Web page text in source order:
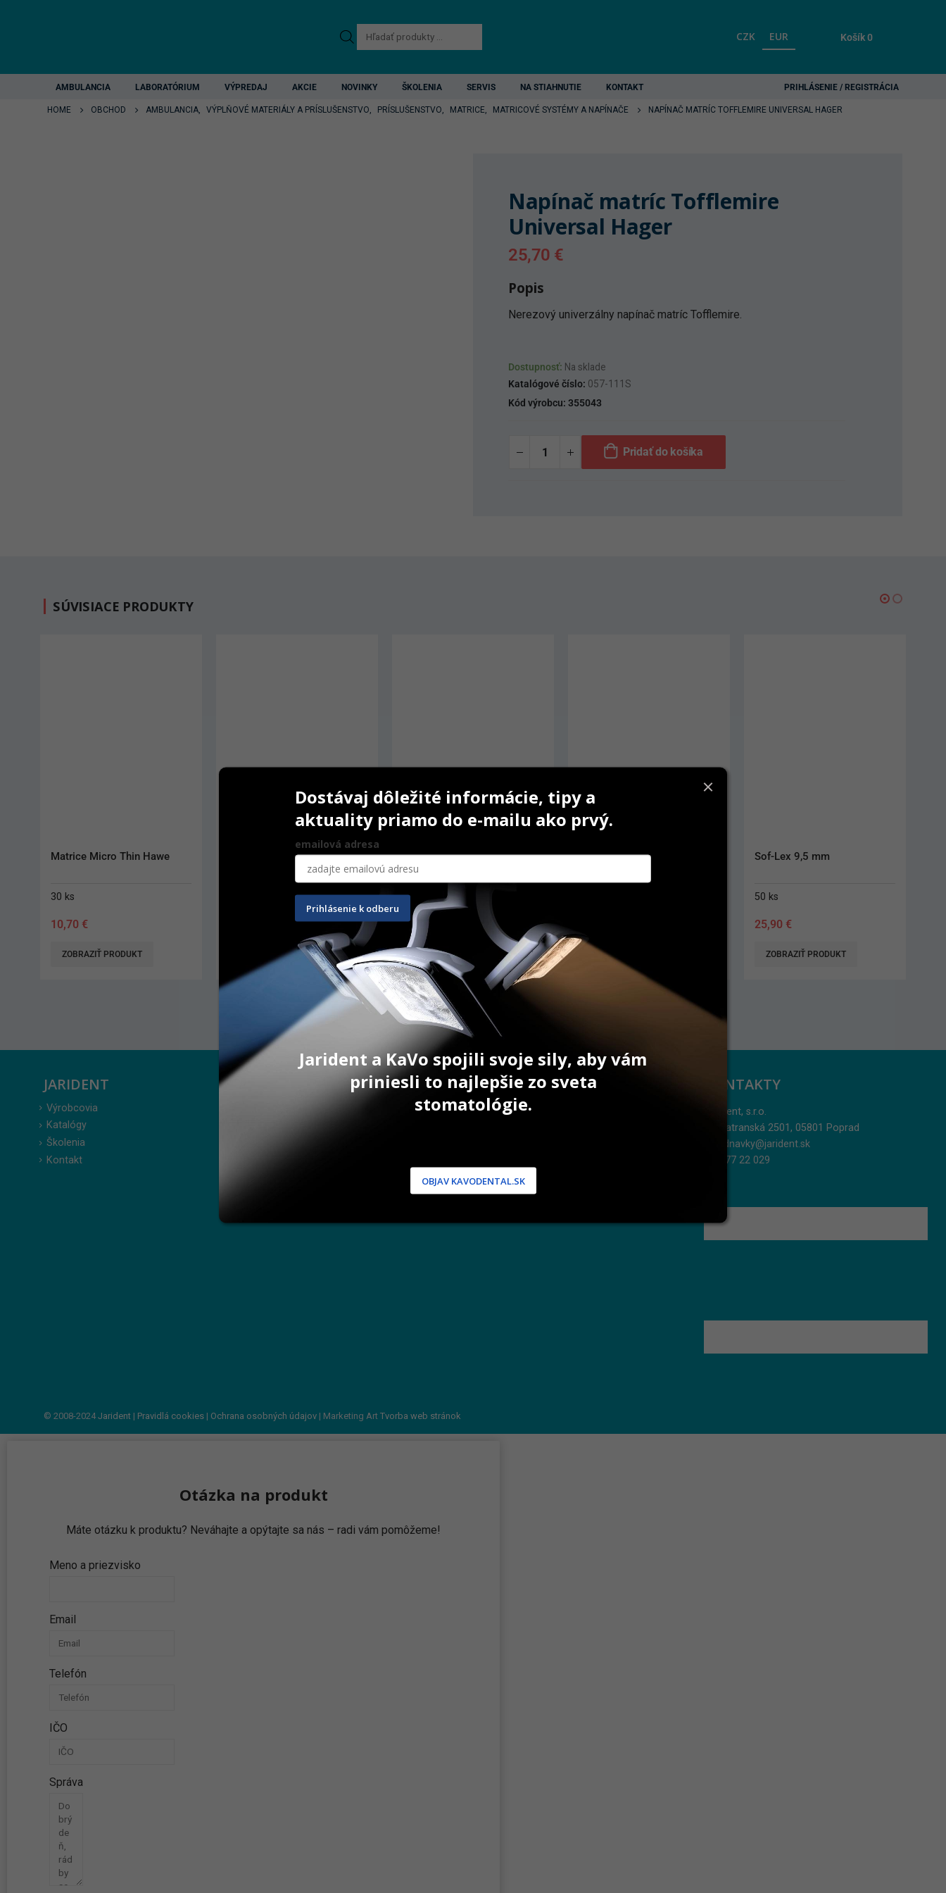
Products
search
CZK EUR Košík0
AMBULANCIA LABORATÓRIUM VÝPREDAJ AKCIE NOVINKY ŠKOLENIA SERVIS NA STIAHNUTIE KONTAKT PRIHLÁSENIE / REGISTRÁCIA
HOME OBCHOD AMBULANCIA, VÝPLŇOVÉ MATERIÁLY A PRÍSLUŠENSTVO, PRÍSLUŠENSTVO, MATRICE, MATRICOVÉ SYSTÉMY A NAPÍNAČE NAPÍNAČ MATRÍC TOFFLEMIRE UNIVERSAL HAGER
Napínač matríc Tofflemire
Universal Hager
25,70 €
Popis
Nerezový univerzálny napínač matríc Tofflemire.
Dostupnosť: Na sklade
Katalógové číslo: 057-111S
Kód výrobcu: 355043
Pridať do košíka
SÚVISIACE PRODUKTY
Dental Dam Clamp Hygenic
17,00 €
ZOBRAZIŤ PRODUKT
Matrice Transparent Cervical
69,90€
ZOBRAZIŤ PRODUKT
Finishing and Polishing Strips
100 ks
51,10
ZOBRAZIŤ PRODUKT
Sof-Lex 9,5 mm
ZOBRAZIŤ PRODUKT
Walser matrice č. 25
5 ks
113,70
PRIDAŤ DO KOŠÍKA
JARIDENT
Výrobcovia
Katalógy
Školenia
Kontakt
ZÁKAZNÍCKA ZÓNA PODPORA
Doprava a platba
KONTAKTY
Jarident, s.r.o.
Podtatranská 2501, 05801 Poprad
objednavky@jarident.sk
052/77 22 029
© 2008-2024Jarident | Pravidlá cookies | Ochrana osobných údajov | Marketing Art Tvorba web stránok
Otázka na produkt
Máte otázku k produktu? Neváhajte a opýtajte sa nás – radi vám pomôžeme!
Meno a priezvisko
Email
Telefón
IČO
Správa
Dostávaj dôležité informácie, tipy a
aktuality priamo do e-mailu ako prvý.
emailová adresa
Prihlásenie k odberu
Jarident a KaVo spojili svoje sily, aby vám
priniesli to najlepšie zo sveta
stomatológie.
OBJAV KAVODENTAL.SK